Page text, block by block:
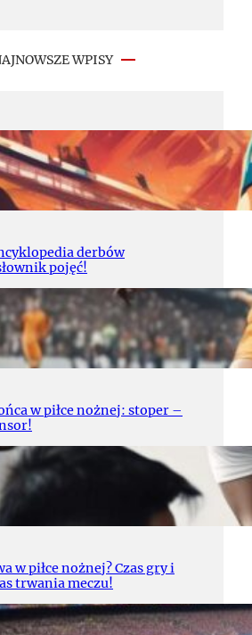
WPISY
derbów
pojęć!
w piłce nożnej: stoper –
w piłce nożnej? Czas gry i
trwania meczu!